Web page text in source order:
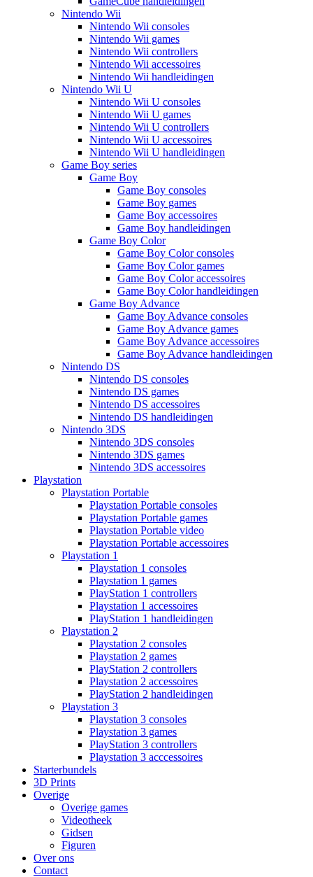
Nintendo Wii
Nintendo Wii consoles
Nintendo Wii games
Nintendo Wii controllers
Nintendo Wii accessoires
Nintendo Wii handleidingen
Nintendo Wii U
Nintendo Wii U consoles
Nintendo Wii U games
Nintendo Wii U controllers
Nintendo Wii U accessoires
Nintendo Wii U handleidingen
Game Boy series
Game Boy
Game Boy consoles
Game Boy games
Game Boy accessoires
Game Boy handleidingen
Game Boy Color
Game Boy Color consoles
Game Boy Color games
Game Boy Color accessoires
Game Boy Color handleidingen
Game Boy Advance
Game Boy Advance consoles
Game Boy Advance games
Game Boy Advance accessoires
Game Boy Advance handleidingen
Nintendo DS
Nintendo DS consoles
Nintendo DS games
Nintendo DS accessoires
Nintendo DS handleidingen
Nintendo 3DS
Nintendo 3DS consoles
Nintendo 3DS games
Nintendo 3DS accessoires
Playstation
Playstation Portable
Playstation Portable consoles
Playstation Portable games
Playstation Portable video
Playstation Portable accessoires
Playstation 1
Playstation 1 consoles
Playstation 1 games
PlayStation 1 controllers
Playstation 1 accessoires
PlayStation 1 handleidingen
Playstation 2
Playstation 2 consoles
Playstation 2 games
PlayStation 2 controllers
Playstation 2 accessoires
PlayStation 2 handleidingen
Playstation 3
Playstation 3 consoles
Playstation 3 games
PlayStation 3 controllers
Playstation 3 acccessoires
Starterbundels
3D Prints
Overige
Overige games
Videotheek
Gidsen
Figuren
Over ons
Contact